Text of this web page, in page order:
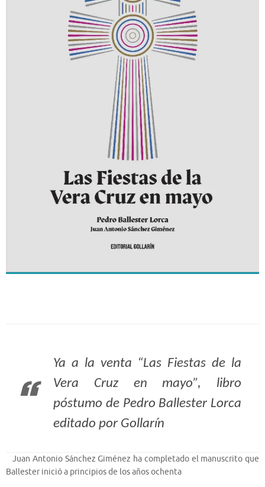
Ya a la venta “Las Fiestas de la
Vera Cruz en mayo”, libro
póstumo de Pedro Ballester Lorca
editado por Gollarín
Juan Antonio Sánchez Giménez ha completado el manuscrito que
Ballester inició a principios de los años ochenta